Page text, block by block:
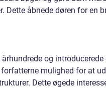
Dette åbnede døren for en
og introducerede
mulighed for at
Dette øgede